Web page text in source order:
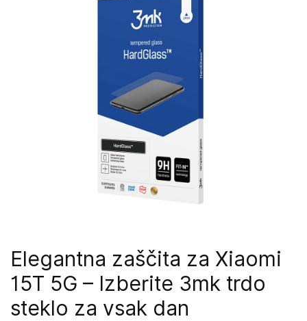
Elegantna zaščita za Xiaomi
15T 5G – Izberite 3mk trdo
steklo za vsak dan